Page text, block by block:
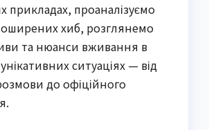
прикладах, проаналізуємо
хиб, розглянемо
та нюанси вживання в
ситуаціях — від
до офіційного